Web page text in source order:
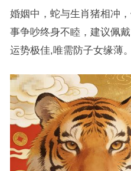
婚姻中，蛇与生肖猪相冲
事争吵终身不睦，建议佩
运势极佳,唯需防子女缘薄。